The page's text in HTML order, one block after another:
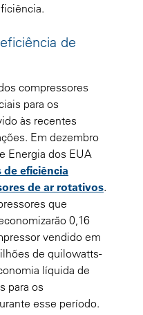
de
compressores
para os
às recentes
Em dezembro
Energia dos EUA
eficiência
de ar rotativos.
que
0,16
vendido em
de quilowatts-
líquida de
para os
esse período.